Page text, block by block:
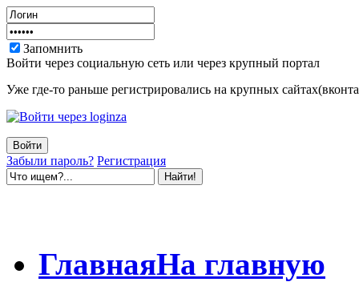
Запомнить
Войти через социальную сеть или через крупный портал
Уже где-то раньше регистрировались на крупных
Забыли пароль? Регистрация
ГлавнаяНа главную